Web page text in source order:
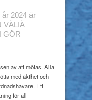
2024 är
VÄLIÄ –
GÖR
av att mötas. Alla
med äkthet och
Ett
för all